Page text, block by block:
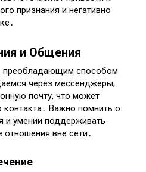
признания и негативно
и Общения
преобладающим способом
через мессенджеры,
почту, что может
контакта․ Важно помнить о
и умении поддерживать
вне сети․